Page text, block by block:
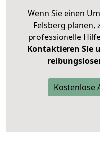
Wenn Sie einen
Felsberg planen,
professionelle
Kontaktieren Sie
Kostenlose